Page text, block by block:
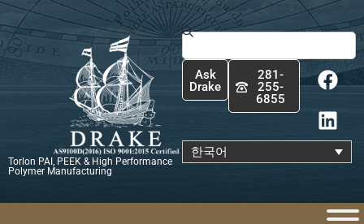
콘
텐
츠
Torlon PAI, PEEK & High Performance
Polymer Manufacturing
Search
Ask
Drake
281-
255-
6855
F
a
c
e
b
o
k
L
i
n
k
e
d
n
한국어